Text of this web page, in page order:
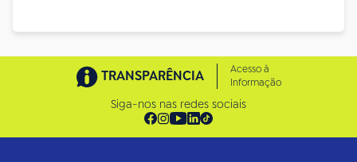
TRANSPARÊNCIA
Acesso à
Informação
Siga-nos nas redes sociais